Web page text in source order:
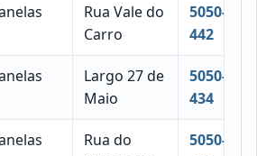
Rua Vale do
Carro
5050-
442
Largo 27 de
Maio
5050-
434
Rua do
5050-